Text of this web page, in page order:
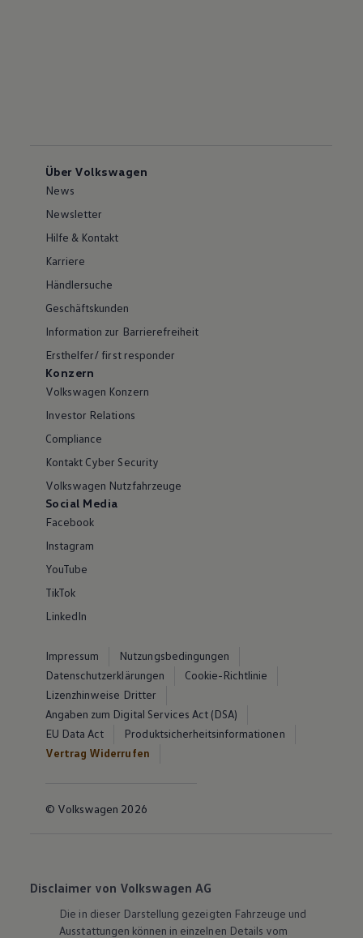
Über Volkswagen
News
Newsletter
Hilfe & Kontakt
Karriere
Händlersuche
Geschäftskunden
Information zur Barrierefreiheit
Ersthelfer/ first responder
Konzern
Volkswagen Konzern
Investor Relations
Compliance
Kontakt Cyber Security
Volkswagen Nutzfahrzeuge
Social Media
Facebook
Instagram
YouTube
TikTok
LinkedIn
Impressum
Nutzungsbedingungen
Datenschutzerklärungen
Cookie-Richtlinie
Lizenzhinweise Dritter
Angaben zum Digital Services Act (DSA)
EU Data Act
Produktsicherheitsinformationen
Vertrag Widerrufen
© Volkswagen 2026
Disclaimer von Volkswagen AG
Die in dieser Darstellung gezeigten Fahrzeuge und
Ausstattungen können in einzelnen Details vom